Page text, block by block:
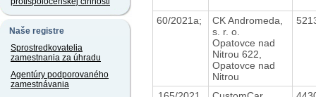
Naše registre
Sprostredkovatelia
zamestnania za úhradu
Agentúry podporovaného
zamestnávania
60/2021a;
CK Andromeda,
s. r. o.
Opatovce nad
Nitrou 622,
Opatovce nad
Nitrou